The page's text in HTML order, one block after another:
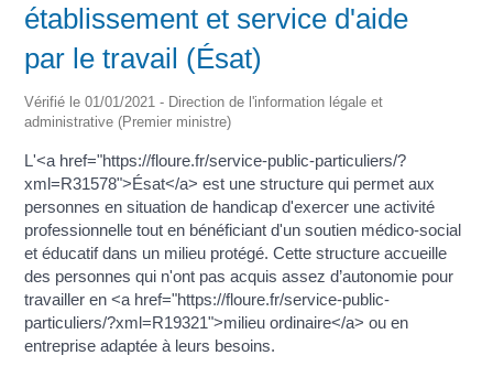
établissement et service d'aide
par le travail (Ésat)
Vérifié le 01/01/2021 - Direction de l'information légale et
administrative (Premier ministre)
L'<a href="https://floure.fr/service-public-particuliers/?
xml=R31578">Ésat</a> est une structure qui permet aux
personnes en situation de handicap d'exercer une activité
professionnelle tout en bénéficiant d'un soutien médico-social
et éducatif dans un milieu protégé. Cette structure accueille
des personnes qui n'ont pas acquis assez d’autonomie pour
travailler en <a href="https://floure.fr/service-public-
particuliers/?xml=R19321">milieu ordinaire</a> ou en
entreprise adaptée à leurs besoins.